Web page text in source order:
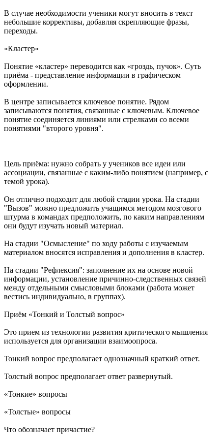
В случае необходимости ученики могут вносить в текст
небольшие коррективы, добавляя скрепляющие фразы,
переходы.
«Кластер»
Понятие «кластер» переводится как «гроздь, пучок». Суть
приёма - представление информации в графическом
оформлении.
В центре записывается ключевое понятие. Рядом
записываются понятия, связанные с ключевым. Ключевое
понятие соединяется линиями или стрелками со всеми
понятиями "второго уровня".
Цель приёма: нужно собрать у учеников все идеи или
ассоциации, связанные с каким-либо понятием (например, с
темой урока).
Он отлично подходит для любой стадии урока. На стадии
"Вызов" можно предложить учащимся методом мозгового
штурма в командах предположить, по каким направлениям
они будут изучать новый материал.
На стадии "Осмысление" по ходу работы с изучаемым
материалом вносятся исправления и дополнения в кластер.
На стадии "Рефлексия": заполнение их на основе новой
информации, установление причинно-следственных связей
между отдельными смысловыми блоками (работа может
вестись индивидуально, в группах).
Приём «Тонкий и Толстый вопрос»
Это прием из технологии развития критического мышления
используется для организации взаимоопроса.
Тонкий вопрос предполагает однозначный краткий ответ.
Толстый вопрос предполагает ответ развернутый.
«Тонкие» вопросы
«Толстые» вопросы
Что обозначает причастие?